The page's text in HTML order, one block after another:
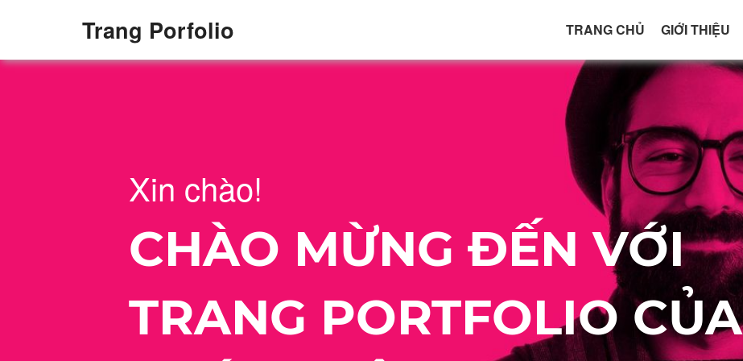
Trang Porfolio TRANG CHỦ GIỚI THIỆU
Xin chào!
CHÀO MỪNG ĐẾN VỚI
TRANG PORTFOLIO CỦA